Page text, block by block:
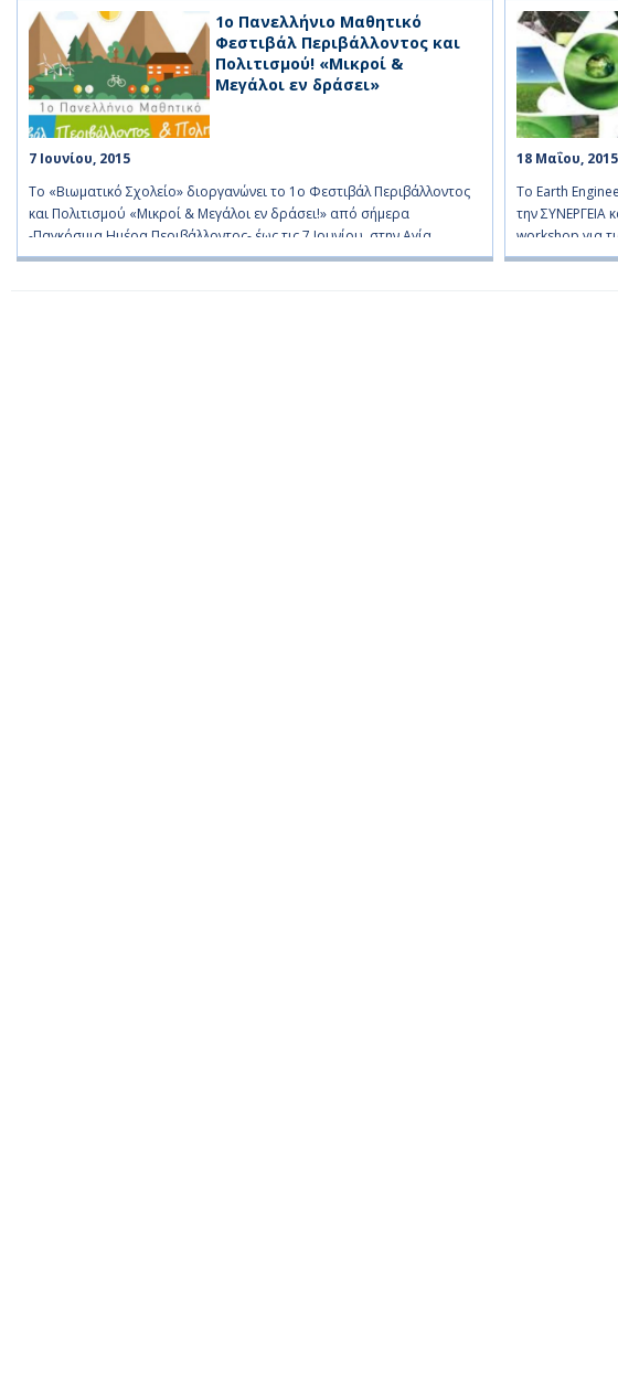
δολωμάτων (φόλες). Την Τετάρτη 3 Μαΐου 2017, στις 10:30 πμ θα
πραγματοποιηθεί σεμινάριο στην αίθουσα Χατζηγεωργίου του Ι.Ν.
Αγίας Παρασκευής . Η είσοδος για το κοινό είναι ελεύθερη.
1ο Πανελλήνιο Μαθητικό
Φεστιβάλ Περιβάλλοντος και
Πολιτισμού! «Μικροί &
Μεγάλοι εν δράσει»
7 Ιουνίου, 2015
Το «Βιωματικό Σχολείο» διοργανώνει το 1ο Φεστιβάλ Περιβάλλοντος
και Πολιτισμού «Μικροί & Μεγάλοι εν δράσει!» από σήμερα
-Παγκόσμια Ημέρα Περιβάλλοντος- έως τις 7 Ιουνίου, στην Αγία
Παρασκευή Καλετζίου (Λίμνη Μαραθώνα). Μικροί και μεγάλοι θα έχουν
18 Μαΐου,
Το Earth
την ΣΥΝΕΡΓΕΙΑ
workshop για
διαχείρισης